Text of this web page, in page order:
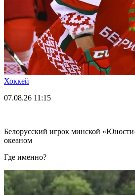
Хоккей
07.08.26 11:15
Белорусский игрок минской
океаном
Где именно?